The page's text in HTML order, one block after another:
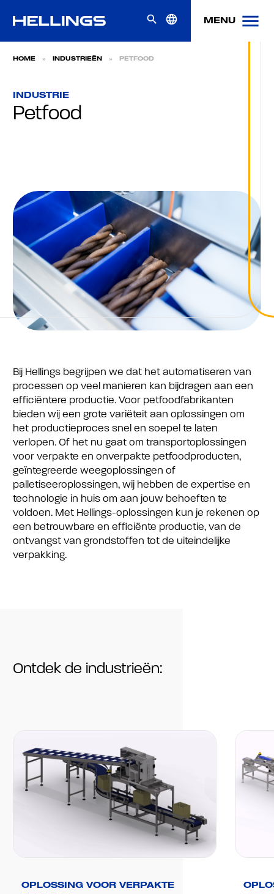
search language MENU menu
HOME » INDUSTRIEËN » PETFOOD
INDUSTRIE
Petfood
Bij Hellings begrijpen we dat het automatiseren van
processen op veel manieren kan bijdragen aan een
efficiëntere productie. Voor petfoodfabrikanten
bieden wij een grote variëteit aan oplossingen om
het productieproces snel en soepel te laten
verlopen. Of het nu gaat om transportoplossingen
voor verpakte en onverpakte petfoodproducten,
geïntegreerde weegoplossingen of
palletiseeroplossingen, wij hebben de expertise en
technologie in huis om aan jouw behoeften te
voldoen. Met Hellings-oplossingen kun je rekenen op
een betrouwbare en efficiënte productie, van de
ontvangst van grondstoffen tot de uiteindelijke
verpakking.
Ontdek de industrieën:
OPLOSSING VOOR VERPAKTE